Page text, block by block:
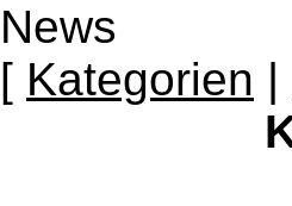
News
[ Kategorien |